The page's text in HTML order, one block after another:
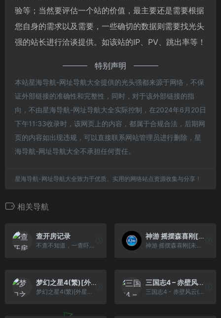
验等；当然要评估一个站的价值，最主要还是需要根据
您自身的需求以及需要，一些确切的数据则需要找光头
强的站长进行洽谈提供。如该站的IP、PV、跳出率等！
特别声明
本站星海导航-网址导航大全提供的光头强都来源于网络，不保
证外部链接的准确性和完整性，同时，对于该外部链接的指
向，不由星海导航-网址导航大全实际控制，在2024年6月20日
下午11:33收录时，该网页上的内容，都属于合规合法，后期网
页的内容如出现违规，可以直接联系网站管理员进行删除，星
海导航-网址导航大全不承担任何责任。
星海导航-网址导航大全致力于优质、实用的网络站点资源收集与分享！
相关导航
查开房记录
不查不知道，一查吓一跳
神游 摇摆森喜刚[未发售](简)(64Mb)
神游 摇摆森喜刚[未发售](简)(64Mb)
梦幻之星4(繁)[外星科技](CN)[RPG](8Mb)
梦幻之星4(繁)[外星科技](CN)[RPG](8Mb)
三国志4 – 赤壁风云(繁)[Future](CN)[ACT](4Mb)
三国志4 - 赤壁风云(繁)[Future](CN)[ACT](4Mb)